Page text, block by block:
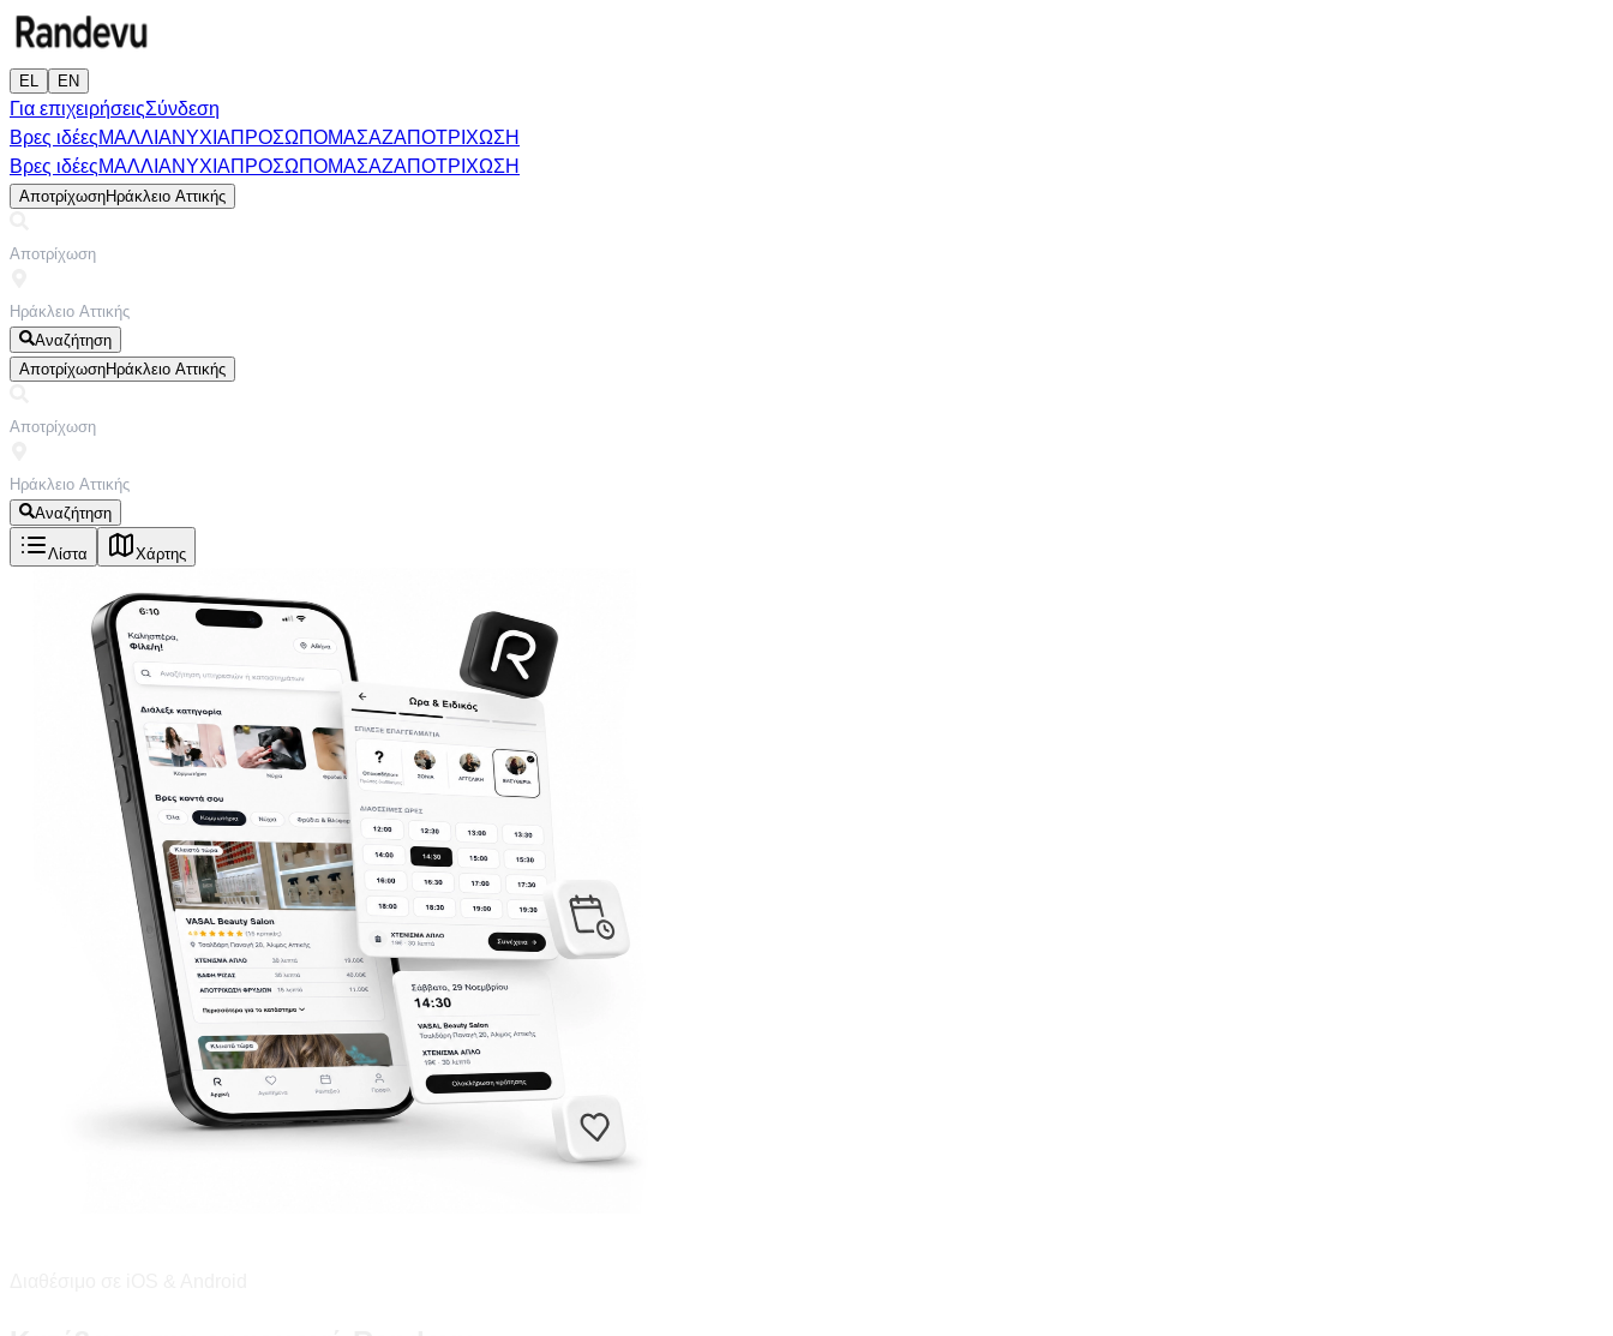
EL EN
Για επιχειρήσειςΣύνδεση
Βρες ιδέεςΜΑΛΛΙΑΝΥΧΙΑΠΡΟΣΩΠΟΜΑΣΑΖΑΠΟΤΡΙΧΩΣΗ
Βρες ιδέεςΜΑΛΛΙΑΝΥΧΙΑΠΡΟΣΩΠΟΜΑΣΑΖΑΠΟΤΡΙΧΩΣΗ
ΑποτρίχωσηΗράκλειο Αττικής
Αναζήτηση
ΑποτρίχωσηΗράκλειο Αττικής
Αναζήτηση
Λίστα Χάρτης